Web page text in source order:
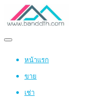
หน้าแรก
ขาย
เช่า